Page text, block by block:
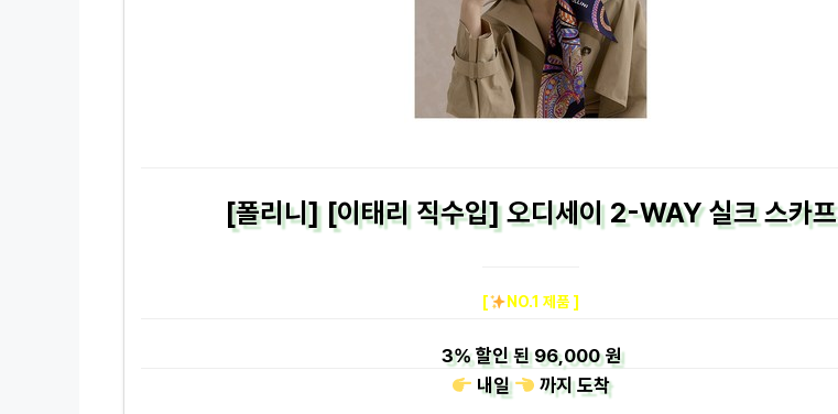
[폴리니] [이태리 직수입] 오디세이 2-WAY 실크 스카프
[ NO.1 제품 ]
3%할인 된96,000 원
내일
까지도착